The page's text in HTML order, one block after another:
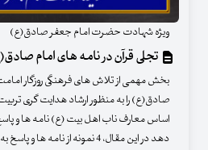
ویژه شهادت حضرت امام جعفر صادق(ع)
تجلی قرآن در نامه های امام
صادق(ع) را به منظور ارشاد هدایت گری
اساس معارف ناب اهل بیت (ع) نامه ها و
دهد در این مقال، 4 نمونه از نامه ها و پاسخ به نامه ها